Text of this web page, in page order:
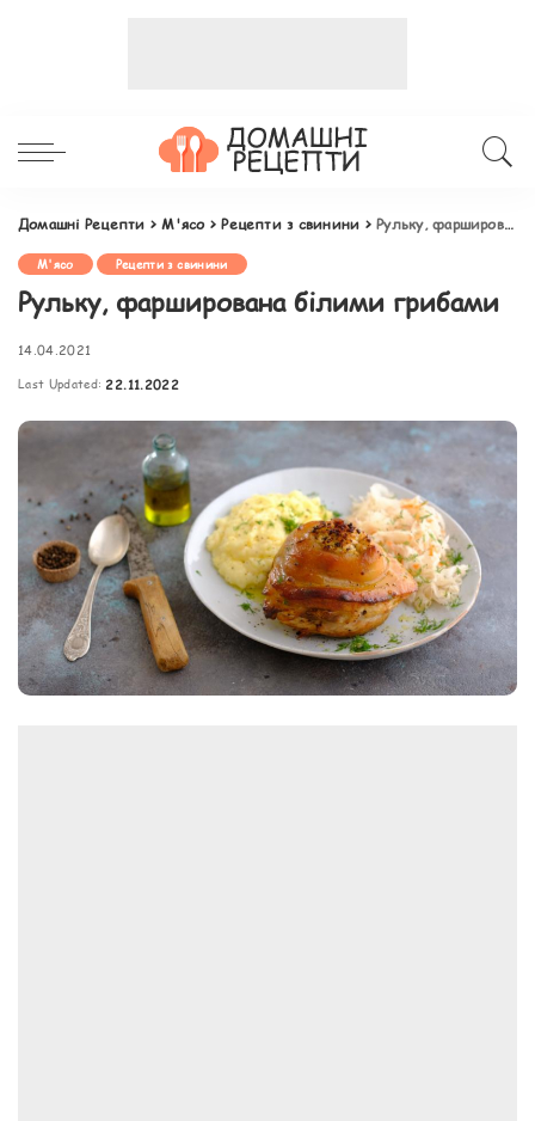
Домашні Рецепти >М'ясо>Рецепти з свинини >Рульку, фарширована білими грибами
М'ясо Рецепти з свинини
Рульку, фарширована білими грибами
14.04.2021
Last Updated: 22.11.2022